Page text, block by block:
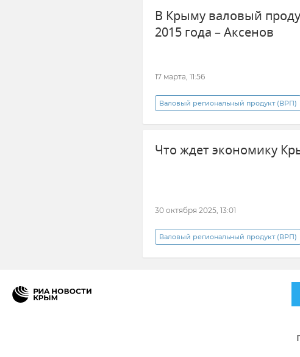
В Крыму валовый
2015 года – Аксенов
17 марта, 11:56
Валовый региональный продукт (ВРП)
Туризм в Крыму
Что ждет экономику
30 октября 2025, 13:01
Валовый региональный продукт (ВРП)
Новости Крыма Крым